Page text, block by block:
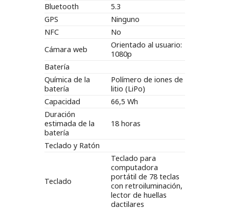
Bluetooth
5.3
GPS
Ninguno
NFC
No
Cámara web
Orientado al usuario:
1080p
Batería
Química de la
batería
Polímero de iones de
litio (LiPo)
Capacidad
66,5 Wh
Duración
estimada de la
batería
18 horas
Teclado y Ratón
Teclado
Teclado para
computadora
portátil de 78 teclas
con retroiluminación,
lector de huellas
dactilares